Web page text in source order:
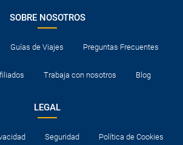
SOBRE NOSOTROS
Guías de Viajes Preguntas Frecuentes
Trabaja con nosotros Blog
LEGAL
Seguridad Política de Cookies